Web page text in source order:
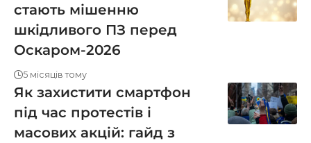
стають мішенню
шкідливого ПЗ перед
Оскаром-2026
5 місяців тому
Як захистити смартфон
під час протестів і
масових акцій: гайд з